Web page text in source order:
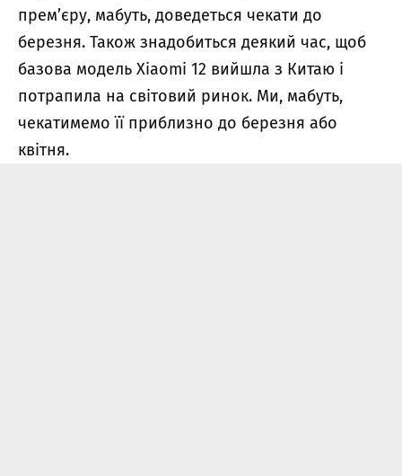
прем’єру, мабуть, доведеться чекати до
березня. Також знадобиться деякий час, щоб
базова модель Xiaomi 12 вийшла з Китаю і
потрапила на світовий ринок. Ми, мабуть,
чекатимемо її приблизно до березня або
квітня.